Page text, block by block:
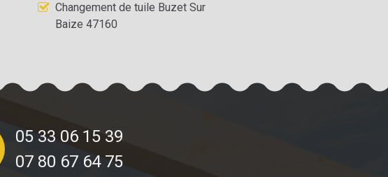
Changement de tuile Buzet Sur
Baize 47160
05 33 06 15 39
07 80 67 64 75